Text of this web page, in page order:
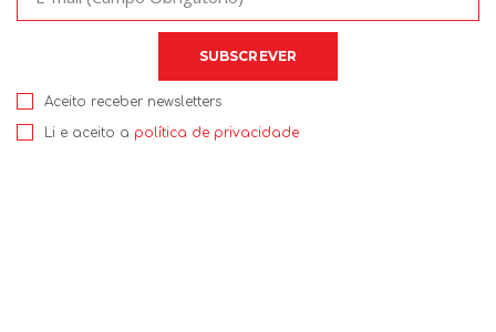
Aceito receber newsletters
Li e aceito a política de privacidade